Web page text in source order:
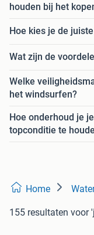
houden bij het
Hoe kies je de
Wat zijn de
Welke
het windsurfen?
Hoe onderhoud je
topconditie te
Home
155 resultaten voor